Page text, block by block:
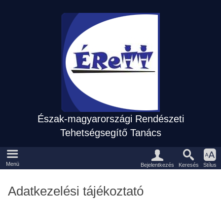
Észak-magyarországi Rendészeti
Tehetségsegítő Tanács
Fõmenü
Menü
Eszközpanel
Bejelentkezés Keresés Stílus
Adatkezelési tájékoztató